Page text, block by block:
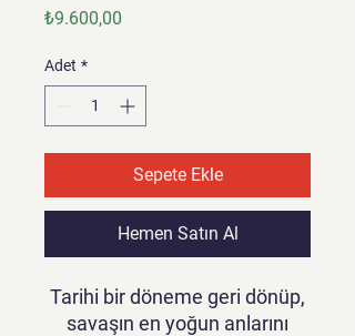
₺9.600,00
Adet *
Sepete Ekle
Hemen Satın Al
Tarihi bir döneme geri dönüp,
savaşın en yoğun anlarını